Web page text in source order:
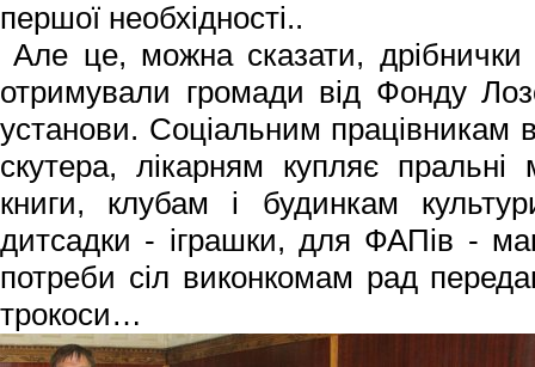
першої необхідності..
Але це, можна сказати,
отримували громади від Фонду
установи. Соціальним працівникам
скутера, лі­карням купляє
книги, клубам і будинкам
дитсадки - іграшки, для ФАПів -
потреби сіл виконкомам рад
трокоси…